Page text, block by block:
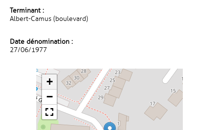
Terminant :
Albert-Camus (boulevard)
Date dénomination :
27/06/1977
+
−